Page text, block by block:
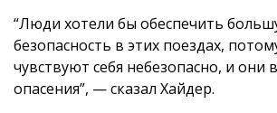
“Люди хотели бы обеспечить
безопасность в этих поездах,
чувствуют себя небезопасно, и они
опасения”, — сказал Хайдер.